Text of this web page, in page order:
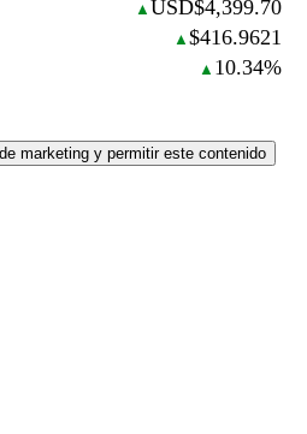
▲ USD$4,399.70
▲ $416.9621
▲ 10.34%
marketing y permitir este contenido